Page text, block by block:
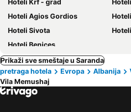
Hoteli Krf - grad
Hoteli Agios Gordios
Hoteli Sivota
Hoteli Benices
Prikaži sve smeštaje u Saranda
pretraga hotela
Evropa Albanija
Vila Memushaj